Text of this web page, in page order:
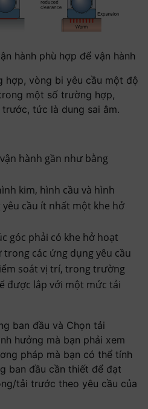
hành phù hợp để vận hành
hợp, vòng bi yêu cầu một độ
một số trường hợp,
tức là dung sai âm.
hành gần như bằng
kim, hình cầu và hình
yêu cầu ít nhất một khe hở
góc phải có khe hở hoạt
các ứng dụng yêu cầu
soát vị trí, trong trường
được lắp với một mức tải
ban đầu và Chọn tải
hưởng mà bạn phải xem
pháp mà bạn có thể tính
ban đầu cần thiết để đạt
tải trước theo yêu cầu của